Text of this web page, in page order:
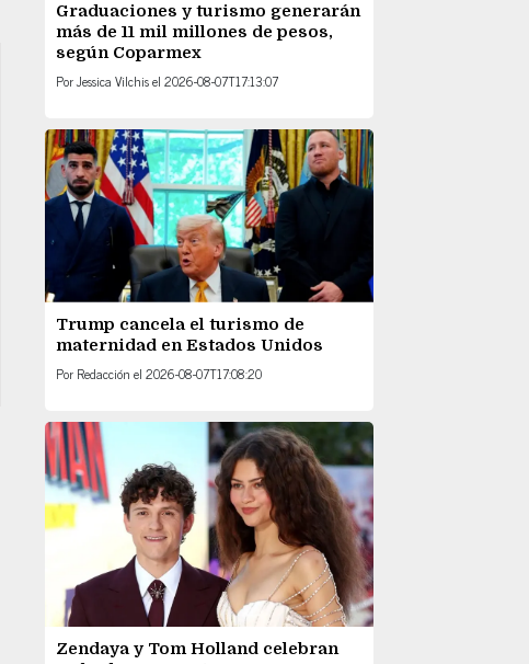
Graduaciones y turismo generarán
más de 11 mil millones de pesos,
según Coparmex
PorJessica Vilchisel 2026-08-07T17:13:07
Trump cancela el turismo de
maternidad en Estados Unidos
Por Redacción el 2026-08-07T17:08:20
Zendaya y Tom Holland celebran